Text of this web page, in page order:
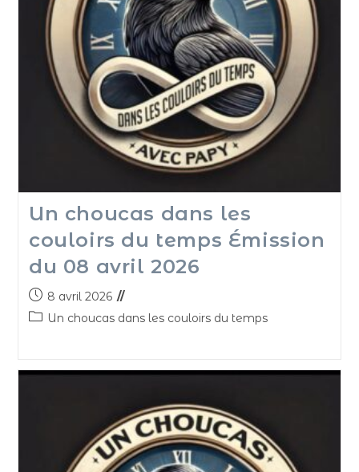
Un choucas dans les
couloirs du temps Émission
du 08 avril 2026
8 avril 2026
Un choucas dans les couloirs du temps